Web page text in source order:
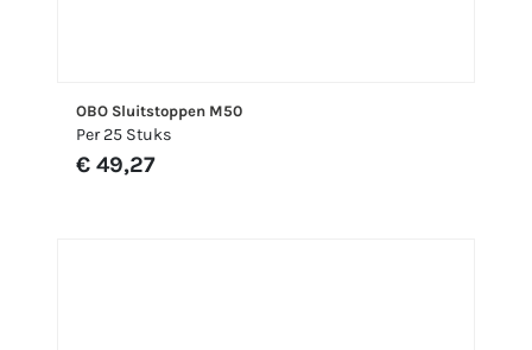
OBO Sluitstoppen M50
Per 25 Stuks
€ 49,27